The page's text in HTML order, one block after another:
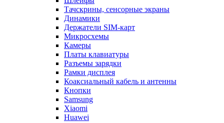
Шлейфы
Тачскрины, сенсорные экраны
Динамики
Держатели SIM-карт
Микросхемы
Камеры
Платы клавиатуры
Разъемы зарядки
Рамки дисплея
Коаксиальный кабель и антенны
Кнопки
Samsung
Xiaomi